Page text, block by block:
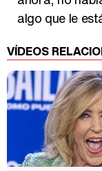
algo que le
VÍDEOS